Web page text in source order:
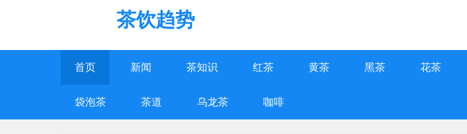
茶饮趋势
首页 新闻 茶知识 红茶 黄茶 黑茶 花茶
袋泡茶 茶道 乌龙茶 咖啡